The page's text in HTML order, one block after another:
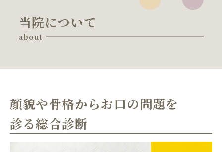
当院について
about
顔貌や骨格からお口の問題を
診る総合診断